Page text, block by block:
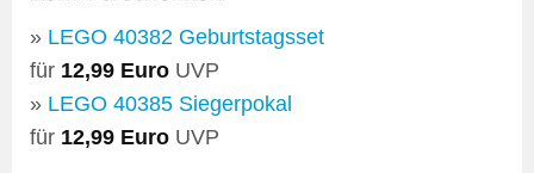
» LEGO 40382 Geburtstagsset
für 12,99 Euro UVP
» LEGO 40385 Siegerpokal
für 12,99 Euro UVP